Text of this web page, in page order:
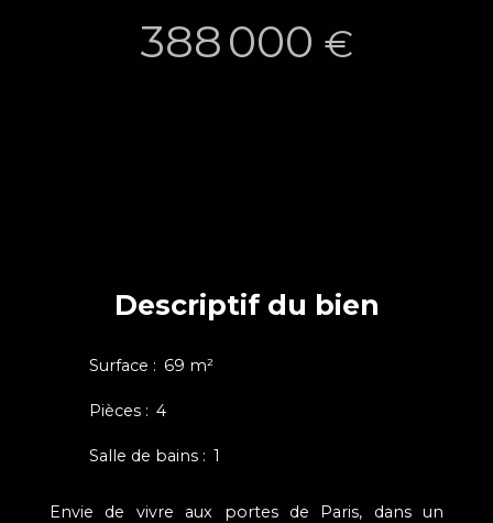
388 000 €
Descriptif du bien
Surface : 69 m²
Pièces : 4
Salle de bains : 1
Envie de vivre aux portes de Paris, dans un